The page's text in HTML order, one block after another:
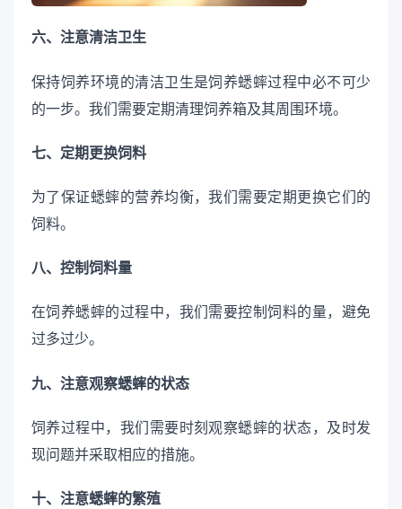
六、注意清洁卫生
保持饲养环境的清洁卫生是饲养蟋蟀过程中必不可少
的一步。我们需要定期清理饲养箱及其周围环境。
七、定期更换饲料
为了保证蟋蟀的营养均衡，我们需要定期更换它们的
饲料。
八、控制饲料量
在饲养蟋蟀的过程中，我们需要控制饲料的量，避免
过多过少。
九、注意观察蟋蟀的状态
饲养过程中，我们需要时刻观察蟋蟀的状态，及时发
现问题并采取相应的措施。
十、注意蟋蟀的繁殖